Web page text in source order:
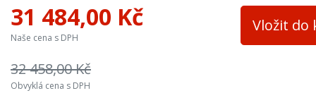
Teplovodní výměník
Materiál
Výška osy zadního kouřovodu
31 484,00 Kč
Naše cena s DPH
Vložit do
32 458,00 Kč
Obvyklá cena s DPH